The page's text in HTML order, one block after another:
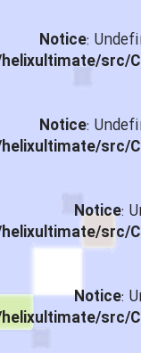
Notice:
src/
Notice:
src/
Notice:
src/
Notice:
src/